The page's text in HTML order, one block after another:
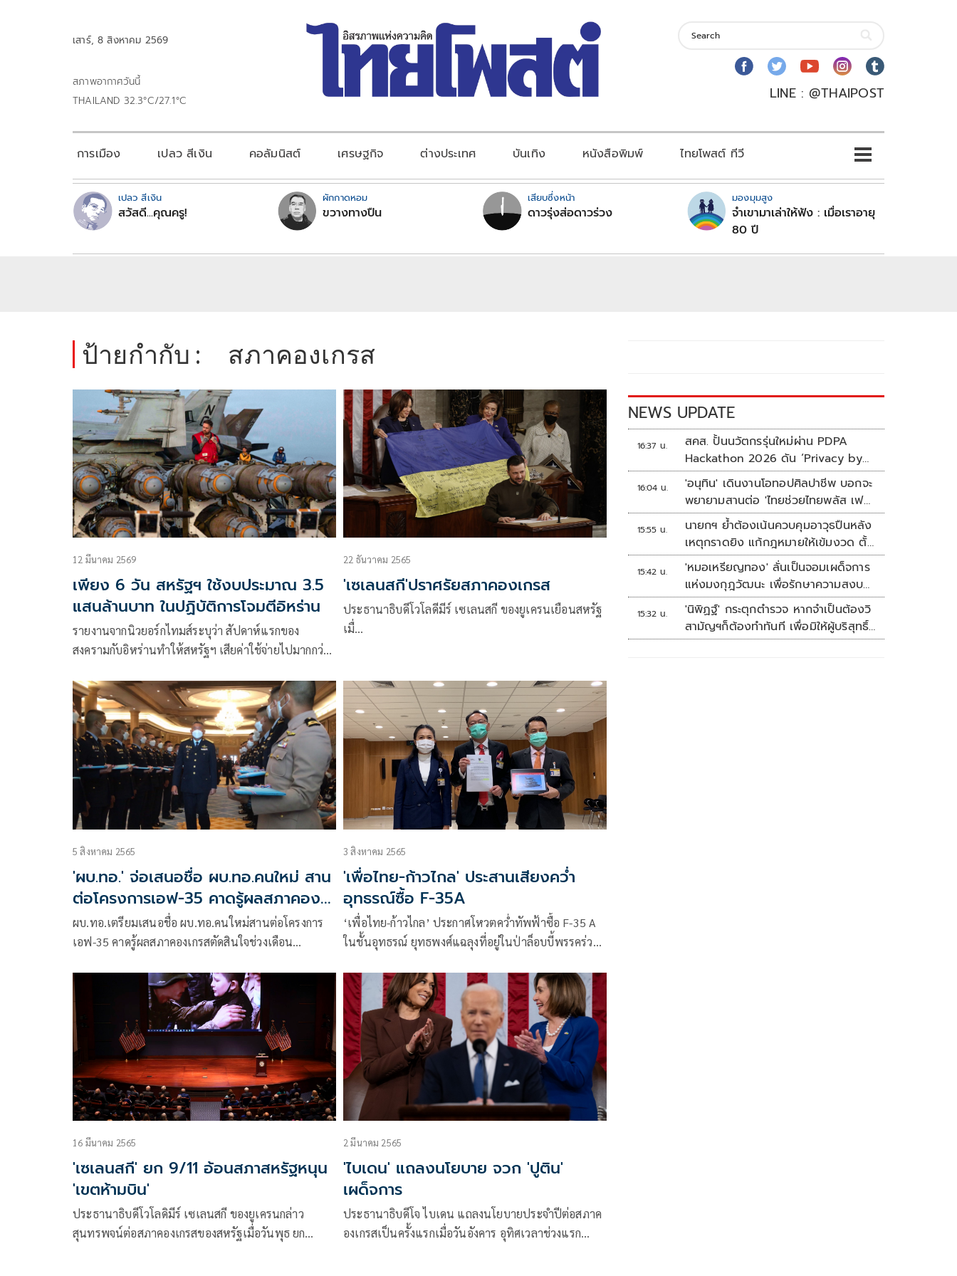
เสาร์, 8 สิงหาคม 2569
สภาพอากาศวันนี้
THAILAND 32.3°C/27.1°C
LINE : @THAIPOST
การเมือง เปลว สีเงิน คอลัมนิสต์ เศรษฐกิจ ต่างประเทศ บันเทิง หนังสือพิมพ์ ไทยโพสต์ ทีวี
เปลว สีเงิน
สวัสดี...คุณครู!
ผักกาดหอม
ขวางทางปืน
เสียบซึ่งหน้า
ดาวรุ่งส่อดาวร่วง
มองมุมสูง
จำเขามาเล่าให้ฟัง : เมื่อเราอายุ
80 ปี
ป้ายกำกับ : สภาคองเกรส
12 มีนาคม 2569
เพียง 6 วัน สหรัฐฯ ใช้งบประมาณ 3.5
แสนล้านบาท ในปฏิบัติการโจมตีอิหร่าน
รายงานจากนิวยอร์กไทมส์ระบุว่า สัปดาห์แรกของ
สงครามกับอิหร่านทำให้สหรัฐฯ เสียค่าใช้จ่ายไปมากกว่า
22 ธันวาคม 2565
'เซเลนสกี'ปราศรัยสภาคองเกรส
ประธานาธิบดีโวโลดีมีร์ เซเลนสกี ของยูเครนเยือนสหรัฐ
เมื่…
5 สิงหาคม 2565
'ผบ.ทอ.' จ่อเสนอชื่อ ผบ.ทอ.คนใหม่ สาน
ต่อโครงการเอฟ-35 คาดรู้ผลสภาคองเก
รสตัดสินใจเดือนกพ.
ผบ.ทอ.เตรียมเสนอชื่อ ผบ.ทอ.คนใหม่สานต่อโครงการ
เอฟ-35 คาดรู้ผลสภาคองเกรสตัดสินใจช่วงเดือน
-กมธ.งบฯ’ ผ่านงบฯ ให้ เผยเมื่อคืนฝันถึง ‘บิดา’ ประดับ
ปีก 33 บักบินใหม่ ชี้อนาคต คือนักบินเอฟ -35
3 สิงหาคม 2565
'เพื่อไทย-ก้าวไกล' ประสานเสียงคว่ำ
อุทธรณ์ซื้อ F-35A
‘เพื่อไทย-ก้าวไกล’ ประกาศโหวตคว่ำทัพฟ้าซื้อ F-35 A
ในชั้นอุทธรณ์ ยุทธพงศ์แฉลุงที่อยู่ในป่าล็อบบี้พรรคร่วม
16 มีนาคม 2565
'เซเลนสกี' ยก 9/11 อ้อนสภาสหรัฐหนุน
'เขตห้ามบิน'
ประธานาธิบดีโวโลดิมีร์ เซเลนสกี ของยูเครนกล่าว
สุนทรพจน์ต่อสภาคองเกรสของสหรัฐเมื่อวันพุธ ยก
2 มีนาคม 2565
'ไบเดน' แถลงนโยบาย จวก 'ปูติน'
เผด็จการ
ประธานาธิบดีโจ ไบเดน แถลงนโยบายประจำปีต่อสภาค
องเกรสเป็นครั้งแรกเมื่อวันอังคาร อุทิศเวลาช่วงแรก
NEWS UPDATE
16:37 น.
สคส. ปั้นนวัตกรรุ่นใหม่ผ่าน PDPA
Hackathon 2026 ดัน ‘Privacy by
Design for all’ สู่โซลูชันคุ้มครอง
ข้อมูลส่วนบุคคลที่ใช้ได้จริง
16:04 น.
'อนุทิน' เดินงานโอทอปศิลปาชีพ บอกจะ
พยายามสานต่อ 'ไทยช่วยไทยพลัส เฟส
2'
15:55 น.
นายกฯ ย้ำต้องเน้นควบคุมอาวุธปืนหลัง
เหตุกราดยิง แก้กฎหมายให้เข้มงวด ตั้ง
ด่านตรวจเพิ่ม
15:42 น.
'หมอเหรียญทอง' ลั่นเป็นจอมเผด็จการ
แห่งมงกุฎวัฒนะ เพื่อรักษาความสงบ
ปลอดภัยภายในรพ.
15:32 น.
'นิพิฏฐ์' กระตุกตำรวจ หากจำเป็นต้องวิ
สามัญฯก็ต้องทำทันที เพื่อมิให้ผู้บริสุทธิ์
เสียชีวิตเพิ่ม